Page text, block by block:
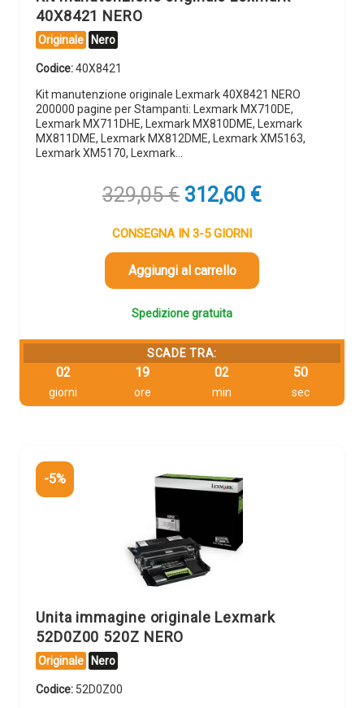
40X8421 NERO
Originale Nero
Codice:40X8421
Kit manutenzione originale Lexmark 40X8421 NERO
200000 pagine per Stampanti: Lexmark MX710DE,
Lexmark MX711DHE, Lexmark MX810DME, Lexmark
MX811DME, Lexmark MX812DME, Lexmark XM5163,
Lexmark XM5170, Lexmark…
329,05€ Il
originale
era:
329,05 €.
312,60 €Il
CONSEGNA IN 3-5 GIORNI
Aggiungi al carrello
Spedizione gratuita
SCADE TRA:
02
giorni
19
ore
02
min
49
sec
-5%
Unita immagine originale Lexmark
52D0Z00 520Z NERO
Originale Nero
Codice: 52D0Z00